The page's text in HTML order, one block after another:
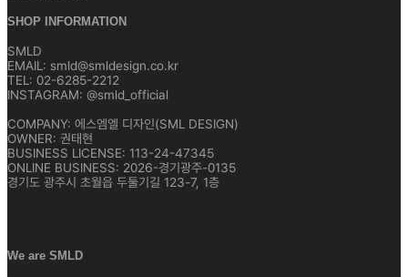
SHOP INFORMATION
SMLD
EMAIL: smld@smldesign.co.kr
TEL: 02-6285-2212
INSTAGRAM: @smld_official
COMPANY: 에스엠엘 디자인(SML DESIGN)
OWNER: 권태현
BUSINESS LICENSE: 113-24-47345
ONLINE BUSINESS: 2026-경기광주-0135
경기도 광주시 초월읍 두둘기길 123-7, 1층
We are SMLD